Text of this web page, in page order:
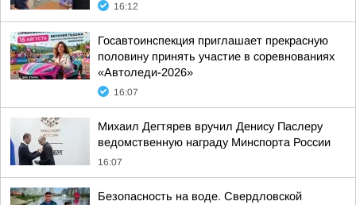
16:12
Госавтоинспекция приглашает прекрасную
половину принять участие в соревнованиях
«Автоледи-2026»
16:07
Михаил Дегтярев вручил Денису Паслеру
ведомственную награду Минспорта России
16:07
Безопасность на воде. Свердловской